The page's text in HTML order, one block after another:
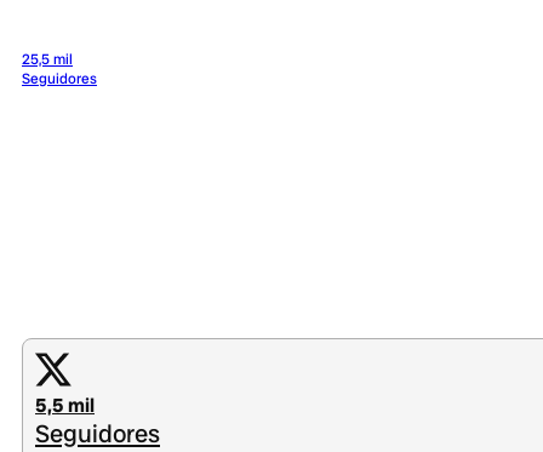
25,5 mil
Seguidores
5,5 mil
Seguidores